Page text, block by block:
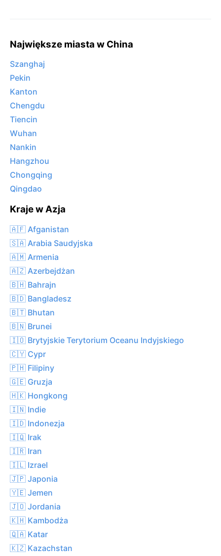
Największe miasta w China
Szanghaj
Pekin
Kanton
Chengdu
Tiencin
Wuhan
Nankin
Hangzhou
Chongqing
Qingdao
Kraje w Azja
🇦🇫 Afganistan
🇸🇦 Arabia Saudyjska
🇦🇲 Armenia
🇦🇿 Azerbejdżan
🇧🇭 Bahrajn
🇧🇩 Bangladesz
🇧🇹 Bhutan
🇧🇳 Brunei
🇮🇴 Brytyjskie Terytorium Oceanu Indyjskiego
🇨🇾 Cypr
🇵🇭 Filipiny
🇬🇪 Gruzja
🇭🇰 Hongkong
🇮🇳 Indie
🇮🇩 Indonezja
🇮🇶 Irak
🇮🇷 Iran
🇮🇱 Izrael
🇯🇵 Japonia
🇾🇪 Jemen
🇯🇴 Jordania
🇰🇭 Kambodża
🇶🇦 Katar
🇰🇿 Kazachstan